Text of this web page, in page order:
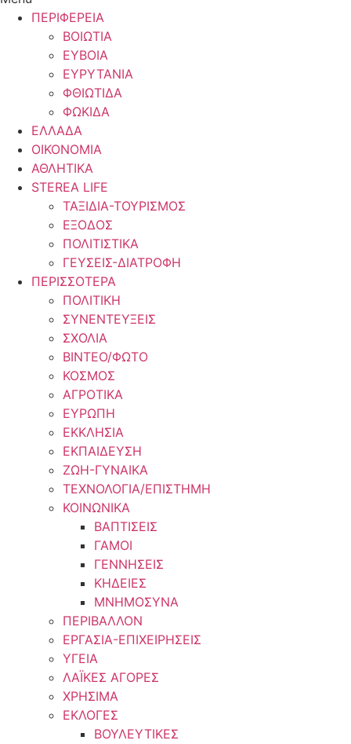
ΠΕΡΙΦΕΡΕΙΑ
ΒΟΙΩΤΙΑ
ΕΥΒΟΙΑ
ΕΥΡΥΤΑΝΙΑ
ΦΘΙΩΤΙΔΑ
ΦΩΚΙΔΑ
ΕΛΛΑΔΑ
ΟΙΚΟΝΟΜΙΑ
ΑΘΛΗΤΙΚΑ
STEREA LIFE
ΤΑΞΙΔΙΑ-ΤΟΥΡΙΣΜΟΣ
ΕΞΟΔΟΣ
ΠΟΛΙΤΙΣΤΙΚΑ
ΓΕΥΣΕΙΣ-ΔΙΑΤΡΟΦΗ
ΠΕΡΙΣΣΟΤΕΡΑ
ΠΟΛΙΤΙΚΗ
ΣΥΝΕΝΤΕΥΞΕΙΣ
ΣΧΟΛΙΑ
ΒΙΝΤΕΟ/ΦΩΤΟ
ΚΟΣΜΟΣ
ΑΓΡΟΤΙΚΑ
ΕΥΡΩΠΗ
ΕΚΚΛΗΣΙΑ
ΕΚΠΑΙΔΕΥΣΗ
ΖΩΗ-ΓΥΝΑΙΚΑ
ΤΕΧΝΟΛΟΓΙΑ/ΕΠΙΣΤΗΜΗ
ΚΟΙΝΩΝΙΚΑ
ΒΑΠΤΙΣΕΙΣ
ΓΑΜΟΙ
ΓΕΝΝΗΣΕΙΣ
ΚΗΔΕΙΕΣ
ΜΝΗΜΟΣΥΝΑ
ΠΕΡΙΒΑΛΛΟΝ
ΕΡΓΑΣΙΑ-ΕΠΙΧΕΙΡΗΣΕΙΣ
ΥΓΕΙΑ
ΛΑΪΚΕΣ ΑΓΟΡΕΣ
ΧΡΗΣΙΜΑ
ΕΚΛΟΓΕΣ
ΒΟΥΛΕΥΤΙΚΕΣ